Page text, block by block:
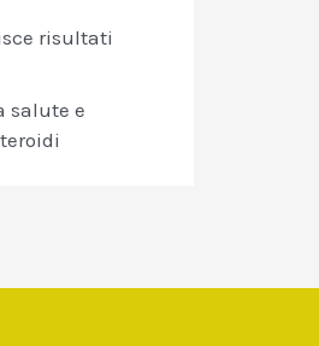
risultati
salute e